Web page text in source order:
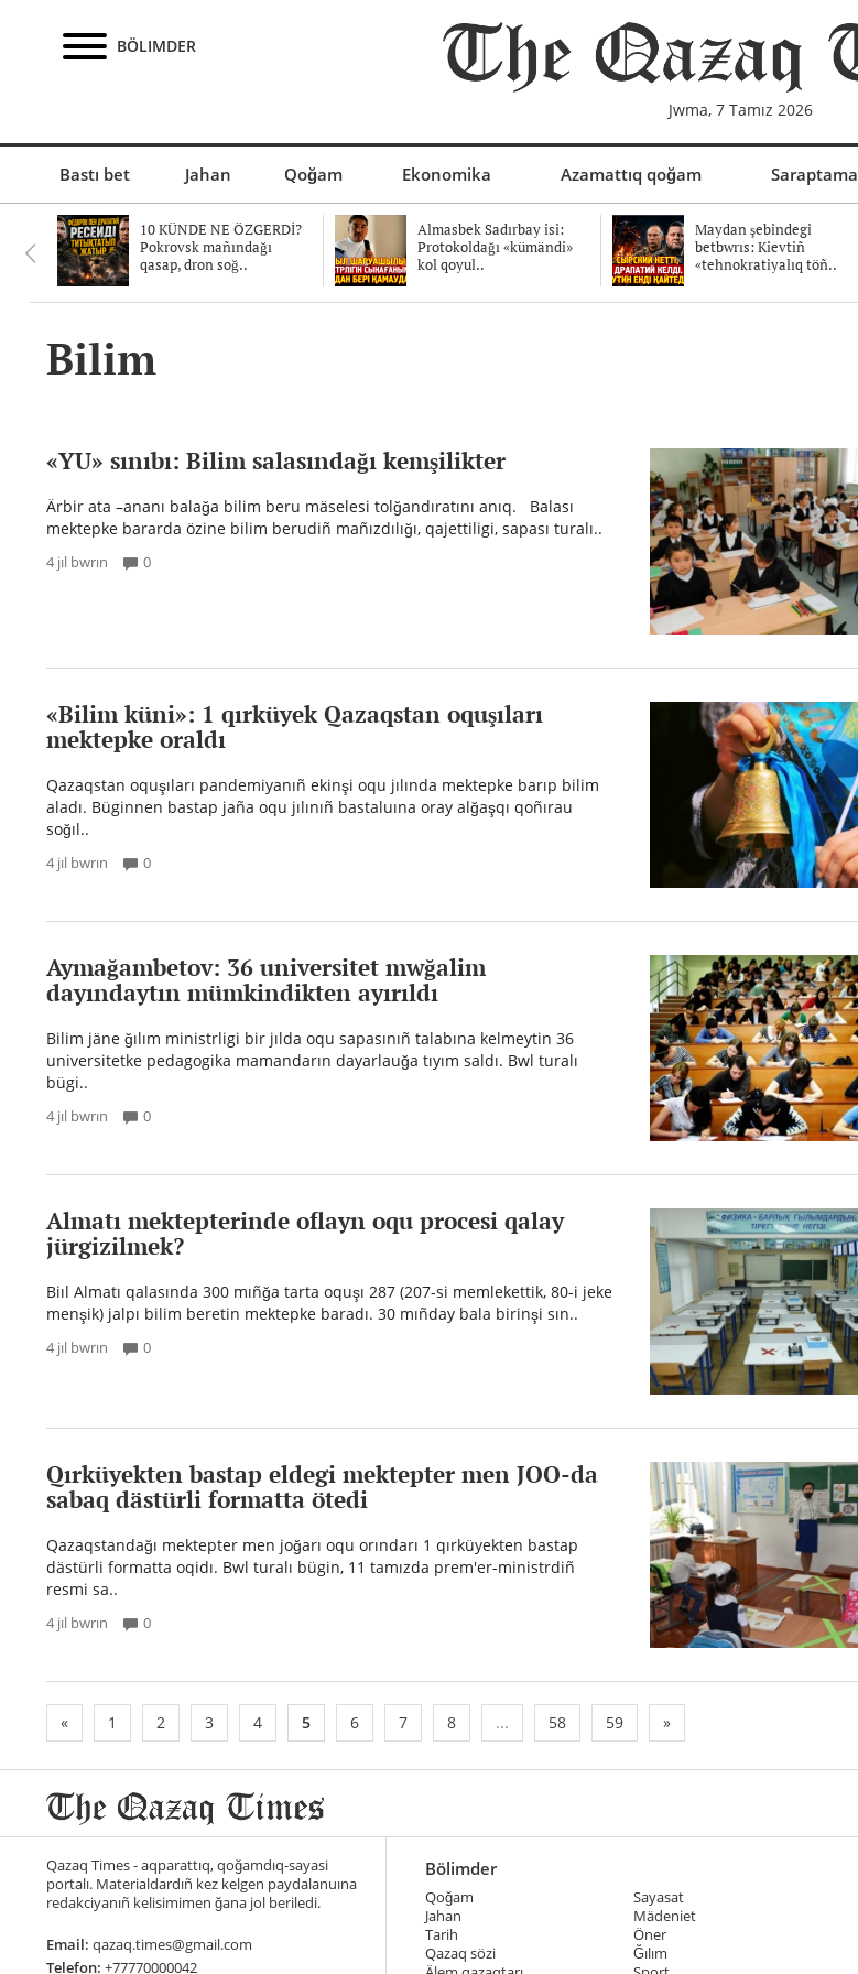
BÖLIMDER
Jwma, 7 Tamız 2026
Bastı bet Jahan Qoğam Ekonomika Azamattıq qoğam Saraptama
10 KÜNDE NE ÖZGERDİ?
Pokrovsk mañındağı
qasap, dron soğ..
Almasbek Sadırbay isi:
Protokoldağı «kümändi»
kol qoyul..
Maydan şebindegi
betbwrıs: Kievtiñ
«tehnokratiyalıq töñ..
Bilim
«YU» sınıbı: Bilim salasındağı kemşilikter
Ärbir ata –ananı balağa bilim beru mäselesi tolğandıratını anıq. Balası
mektepke bararda özine bilim berudiñ mañızdılığı, qajettiligi, sapası turalı..
4 jıl bwrın 0
«Bilim küni»: 1 qırküyek Qazaqstan oquşıları
mektepke oraldı
Qazaqstan oquşıları pandemiyanıñ ekinşi oqu jılında mektepke barıp bilim
aladı. Büginnen bastap jaña oqu jılınıñ bastaluına oray alğaşqı qoñırau
soğıl..
4 jıl bwrın 0
Aymağambetov: 36 universitet mwğalim
dayındaytın mümkindikten ayırıldı
Bilim jäne ğılım ministrligi bir jılda oqu sapasınıñ talabına kelmeytin 36
universitetke pedagogika mamandarın dayarlauğa tıyım saldı. Bwl turalı
bügi..
4 jıl bwrın 0
Almatı mektepterinde oflayn oqu procesi qalay
jürgizilmek?
Biıl Almatı qalasında 300 mıñğa tarta oquşı 287 (207-si memlekettik, 80-i jeke
menşik) jalpı bilim beretin mektepke baradı. 30 mıñday bala birinşi sın..
4 jıl bwrın 0
Qırküyekten bastap eldegi mektepter men JOO-da
sabaq dästürli formatta ötedi
Qazaqstandağı mektepter men joğarı oqu orındarı 1 qırküyekten bastap
dästürli formatta oqidı. Bwl turalı bügin, 11 tamızda prem'er-ministrdiñ
resmi sa..
4 jıl bwrın 0
« 1 2 3 4 5 6 7 8 ... 58 59 »
Qazaq Times - aqparattıq, qoğamdıq-sayasi
portalı. Materialdardıñ kez kelgen paydalanuına
redakciyanıñ kelisimimen ğana jol beriledi.
Email: qazaq.times@gmail.com
Telefon: +77770000042
Bölimder
Qoğam
Jahan
Tarih
Qazaq sözi
Sayasat
Mädeniet
Öner
Ğılım